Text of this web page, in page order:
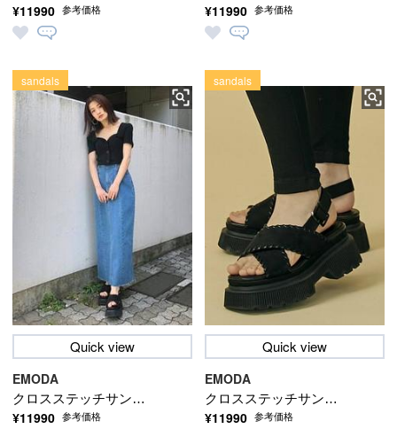
ル
¥11990 参考価格
ル
¥11990 参考価格
Quick view
クロスステッチサンダ
ル
EMODA
¥11990 参考価格
sandals
Quick view
クロスステッチサンダ
ル
EMODA
¥11990 参考価格
sandals